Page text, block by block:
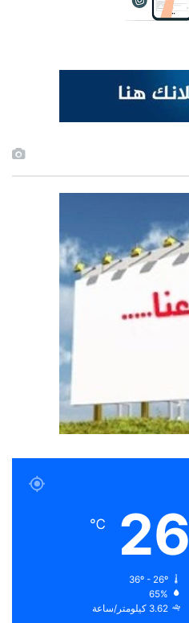
26
℃
36º - 26º
65%
3.62 كيلومتر/ساعة